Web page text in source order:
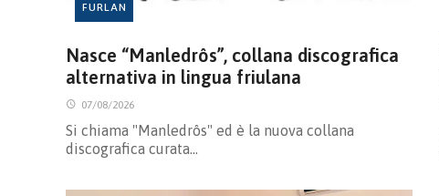
FURLAN
Nasce “Manledrôs”, collana discografica
alternativa in lingua friulana
07/08/2026
Si chiama "Manledrôs" ed è la nuova collana
discografica curata…